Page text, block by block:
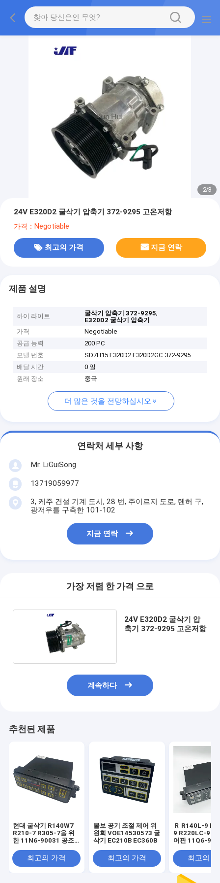
2/3
24V E320D2 굴삭기 압축기 372-9295 고온저항
가격：Negotiable
최고의 가격 지금 연락
제품 설명
하이 라이트 굴삭기 압축기 372-9295,
E320D2 굴삭기 압축기
가격
Negotiable
공급 능력
200 PC
모델 번호
SD7H15 E320D2 E320D2GC 372-9295
배달 시간
0 일
원래 장소
중국
더 많은 것을 전망하십시오
연락처 세부 사항
Mr. LiGuiSong
13719059977
3, 케주 건설 기계 도시, 28 번, 주이르지 도로, 톈허 구,
광저우를 구축한 101-102
지금 연락
가장 저렴 한 가격 으로
24V E320D2 굴삭기 압
축기 372-9295 고온저항
계속하다
추천된 제품
현대 굴삭기 R140W7
R210-7 R305-7을 위
한 11N6-90031 공조
최고의 가격
볼보 공기 조절 제어 위
원회 VOE14530573 굴
삭기 EC210B EC360B
최고의 가격
Ｒ R140L-9
9 R220LC-9 에
어판 11Q6-
최고의